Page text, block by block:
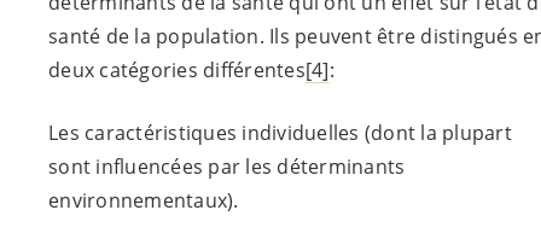
santé de la population. Ils peuvent être distingués
deux catégories différentes[4]:
Les caractéristiques individuelles (dont la plupart
sont influencées par les déterminants
environnementaux).